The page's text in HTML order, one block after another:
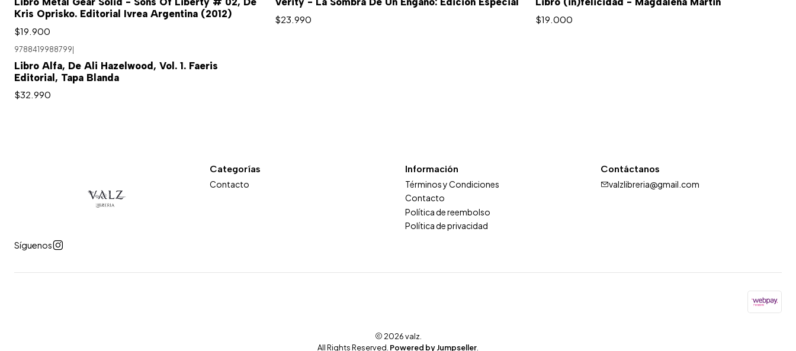
Kris Oprisko. Editorial Ivrea Argentina (2012)
$19.900
$23.990 $19.000
9788419988799|
Libro Alfa, De Ali Hazelwood, Vol. 1. Faeris
Editorial, Tapa Blanda
$32.990
Síguenos
Categorías
Contacto
Información
Términos y Condiciones
Contacto
Política de reembolso
Política de privacidad
Contáctanos
valzlibreria@gmail.com
2026 valz.
All Rights Reserved. Powered by Jumpseller